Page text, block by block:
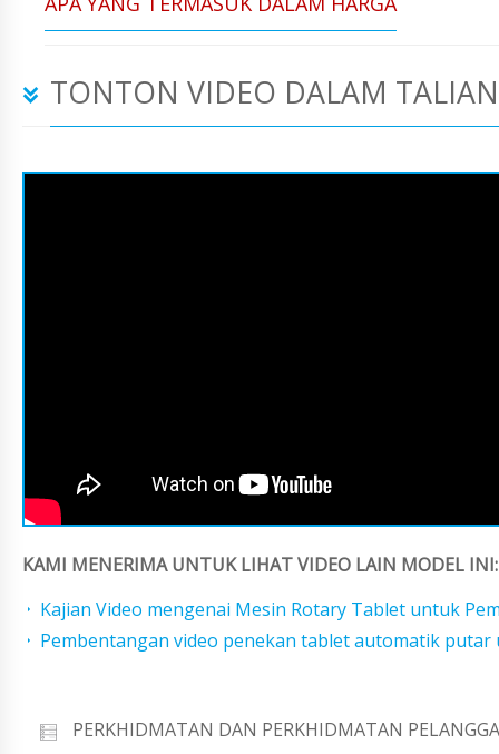
TONTON VIDEO DALAM TALIAN
KAMI MENERIMA UNTUK LIHAT VIDEO LAIN MODEL INI:
Kajian Video mengenai Mesin Rotary Tablet untuk
Pembentangan video penekan tablet automatik
PERKHIDMATAN DAN PERKHIDMATAN